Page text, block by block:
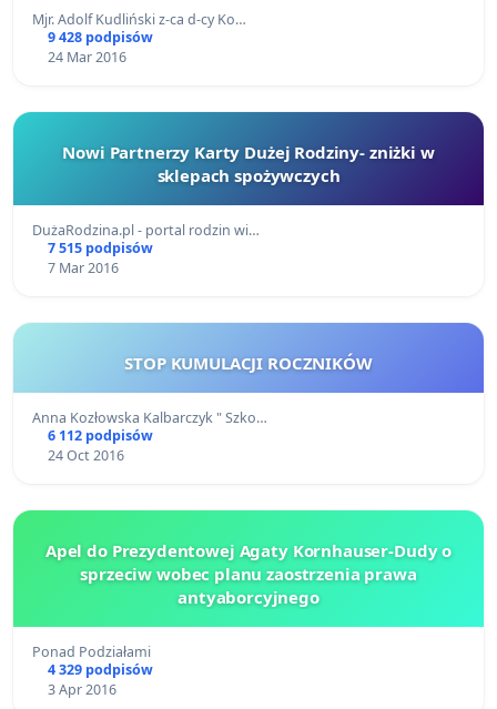
Mjr. Adolf Kudliński z-ca d-cy Ko…
9 428 podpisów
24 Mar 2016
Nowi Partnerzy Karty Dużej Rodziny- zniżki w
sklepach spożywczych
DużaRodzina.pl - portal rodzin wi…
7 515 podpisów
7 Mar 2016
STOP KUMULACJI ROCZNIKÓW
Anna Kozłowska Kalbarczyk " Szko…
6 112 podpisów
24 Oct 2016
Apel do Prezydentowej Agaty Kornhauser-Dudy o
sprzeciw wobec planu zaostrzenia prawa
antyaborcyjnego
Ponad Podziałami
4 329 podpisów
3 Apr 2016